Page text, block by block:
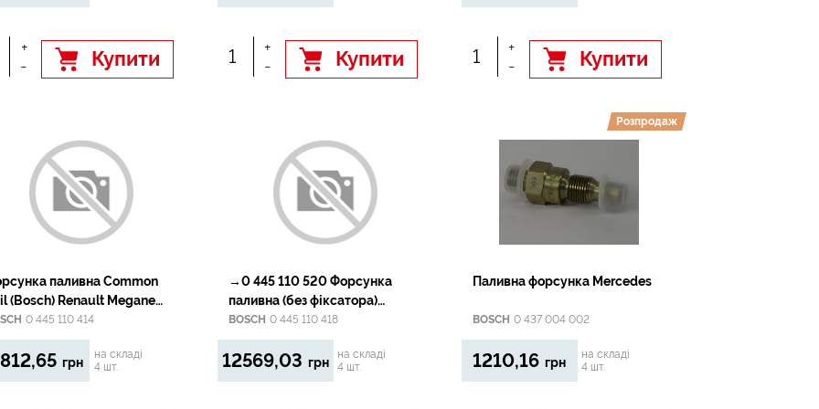
+
-
Купити
+
-
Купити
+
-
Купити
паливна Common
(Bosch) Renault Megane
III 1.6Dci 2012-
0 445 110 414
грн
на складі
4 шт.
→0 445 110 520 Форсунка
паливна (без фіксатора)
Common Rail (Bosch)
Fiat/Iveco/PSA 2.3Jtd 2011-
BOSCH 0 445 110 418
12569,03 грн
на складі
4 шт.
Розпродаж
Паливна форсунка Mercedes
BOSCH 0 437 004 002
1210,16 грн
на складі
4 шт.